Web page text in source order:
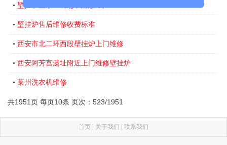
• 壁挂炉显示E2维修大概多钱
• 壁挂炉售后维修收费标准
• 西安市北二环西段壁挂炉上门维修
• 西安阿芳宫遗址附近上门维修壁挂炉
• 莱州洗衣机维修
共1951页 每页10条 页次：523/1951
首页 | 关于我们 | 联系我们